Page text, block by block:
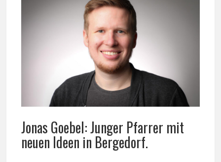
Jonas Goebel: Junger Pfarrer mit
neuen Ideen in Bergedorf.